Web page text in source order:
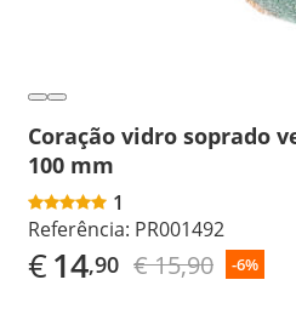
Coração vidro soprado
100 mm
1
Referência: PR001492
€14,90 € 15,90 -6%